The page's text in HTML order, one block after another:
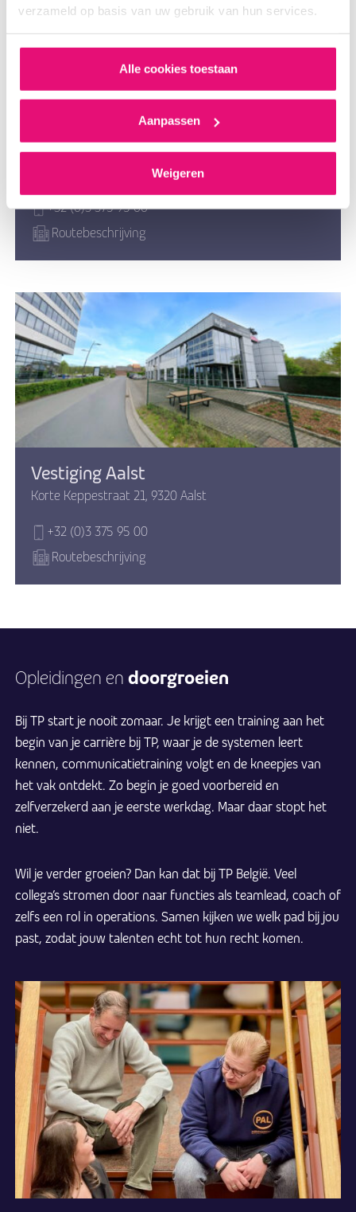
verzameld op basis van uw gebruik van hun services.
Alle cookies toestaan
Aanpassen
Weigeren
Vestiging Sint-Truiden
Tongersesteenweg 190, 3800 Sint-Truiden
+32 (0)3 375 95 00
Routebeschrijving
Vestiging Aalst
Korte Keppestraat 21, 9320 Aalst
+32 (0)3 375 95 00
Routebeschrijving
Opleidingen en doorgroeien
Bij TP start je nooit zomaar. Je krijgt een training aan het
begin van je carrière bij TP, waar je de systemen leert
kennen, communicatietraining volgt en de kneepjes van
het vak ontdekt. Zo begin je goed voorbereid en
zelfverzekerd aan je eerste werkdag. Maar daar stopt het
niet.
Wil je verder groeien? Dan kan dat bij TP België. Veel
collega’s stromen door naar functies als teamlead, coach of
zelfs een rol in operations. Samen kijken we welk pad bij jou
past, zodat jouw talenten echt tot hun recht komen.